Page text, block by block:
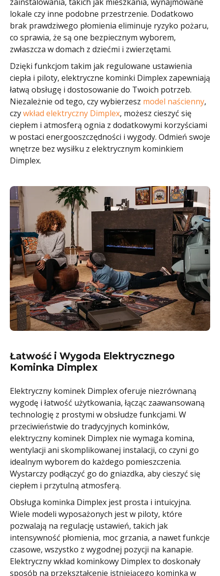
lokale czy inne podobne przestrzenie. Dodatkowo
brak prawdziwego płomienia eliminuje ryzyko pożaru,
co sprawia, że są one bezpiecznym wyborem,
zwłaszcza w domach z dziećmi i zwierzętami.
Dzięki funkcjom takim jak regulowane ustawienia
ciepła i piloty, elektryczne kominki Dimplex zapewniają
łatwą obsługę i dostosowanie do Twoich potrzeb.
Niezależnie od tego, czy wybierzesz model naścienny,
czywkład elektryczny Dimplex, możesz cieszyć się
ciepłem i atmosferą ognia z dodatkowymi korzyściami
w postaci energooszczędności i wygody. Odmień swoje
wnętrze bez wysiłku z elektrycznym kominkiem
Dimplex.
Łatwość i Wygoda Elektrycznego
Kominka Dimplex
Elektryczny kominek Dimplex oferuje niezrównaną
wygodę i łatwość użytkowania, łącząc zaawansowaną
technologię z prostymi w obsłudze funkcjami. W
przeciwieństwie do tradycyjnych kominków,
elektryczny kominek Dimplex nie wymaga komina,
wentylacji ani skomplikowanej instalacji, co czyni go
idealnym wyborem do każdego pomieszczenia.
Wystarczy podłączyć go do gniazdka, aby cieszyć się
ciepłem i przytulną atmosferą.
Obsługa kominka Dimplex jest prosta i intuicyjna.
Wiele modeli wyposażonych jest w piloty, które
pozwalają na regulację ustawień, takich jak
intensywność płomienia, moc grzania, a nawet funkcje
czasowe, wszystko z wygodnej pozycji na kanapie.
Elektryczny wkład kominkowy Dimplex to doskonały
sposób na przekształcenie istniejącego kominka w